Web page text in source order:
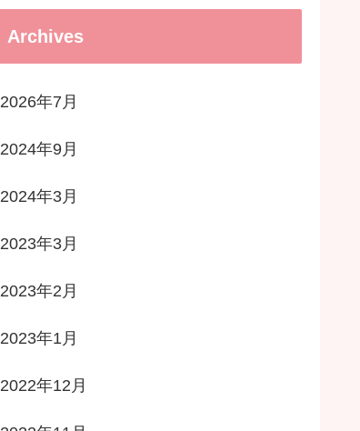
Archives
2026年7月
2024年9月
2024年3月
2023年3月
2023年2月
2023年1月
2022年12月